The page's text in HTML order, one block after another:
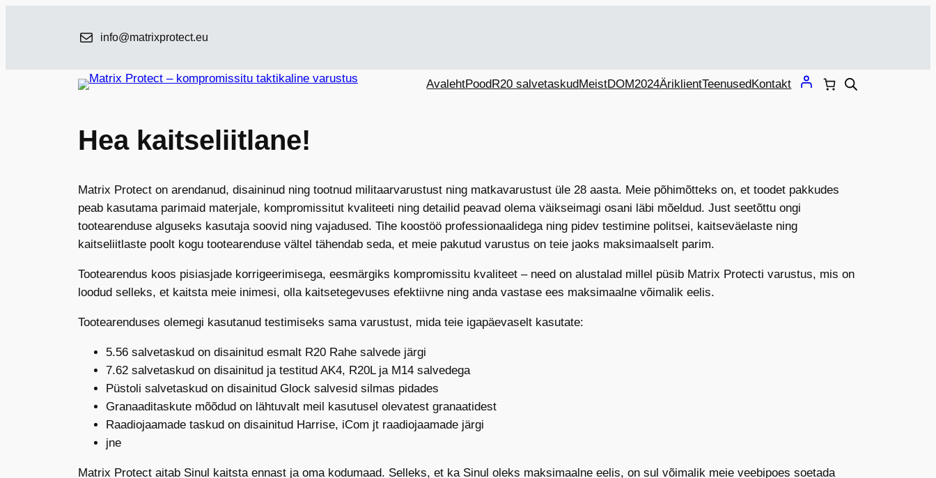
info@matrixprotect.eu
AvalehtPoodR20 salvetaskudMeistDOM2024ÄriklientTeenusedKontakt
Hea kaitseliitlane!
Matrix Protect on arendanud, disaininud ning tootnud militaarvarustust ning matkavarustust üle 28 aasta. Meie põhimõtteks on, et toodet pakkudes
peab kasutama parimaid materjale, kompromissitut kvaliteeti ning detailid peavad olema väikseimagi osani läbi mõeldud. Just seetõttu ongi
tootearenduse alguseks kasutaja soovid ning vajadused. Tihe koostöö professionaalidega ning pidev testimine politsei, kaitseväelaste ning
kaitseliitlaste poolt kogu tootearenduse vältel tähendab seda, et meie pakutud varustus on teie jaoks maksimaalselt parim.
Tootearendus koos pisiasjade korrigeerimisega, eesmärgiks kompromissitu kvaliteet – need on alustalad millel püsib Matrix Protecti varustus, mis on
loodud selleks, et kaitsta meie inimesi, olla kaitsetegevuses efektiivne ning anda vastase ees maksimaalne võimalik eelis.
Tootearenduses olemegi kasutanud testimiseks sama varustust, mida teie igapäevaselt kasutate:
5.56 salvetaskud on disainitud esmalt R20 Rahe salvede järgi
7.62 salvetaskud on disainitud ja testitud AK4, R20L ja M14 salvedega
Püstoli salvetaskud on disainitud Glock salvesid silmas pidades
Granaaditaskute mõõdud on lähtuvalt meil kasutusel olevatest granaatidest
Raadiojaamade taskud on disainitud Harrise, iCom jt raadiojaamade järgi
jne
Matrix Protect aitab Sinul kaitsta ennast ja oma kodumaad. Selleks, et ka Sinul oleks maksimaalne eelis, on sul võimalik meie veebipoes soetada